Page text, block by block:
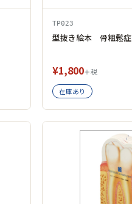
TP023
型抜き絵本 骨粗鬆症
¥1,800＋税
在庫あり